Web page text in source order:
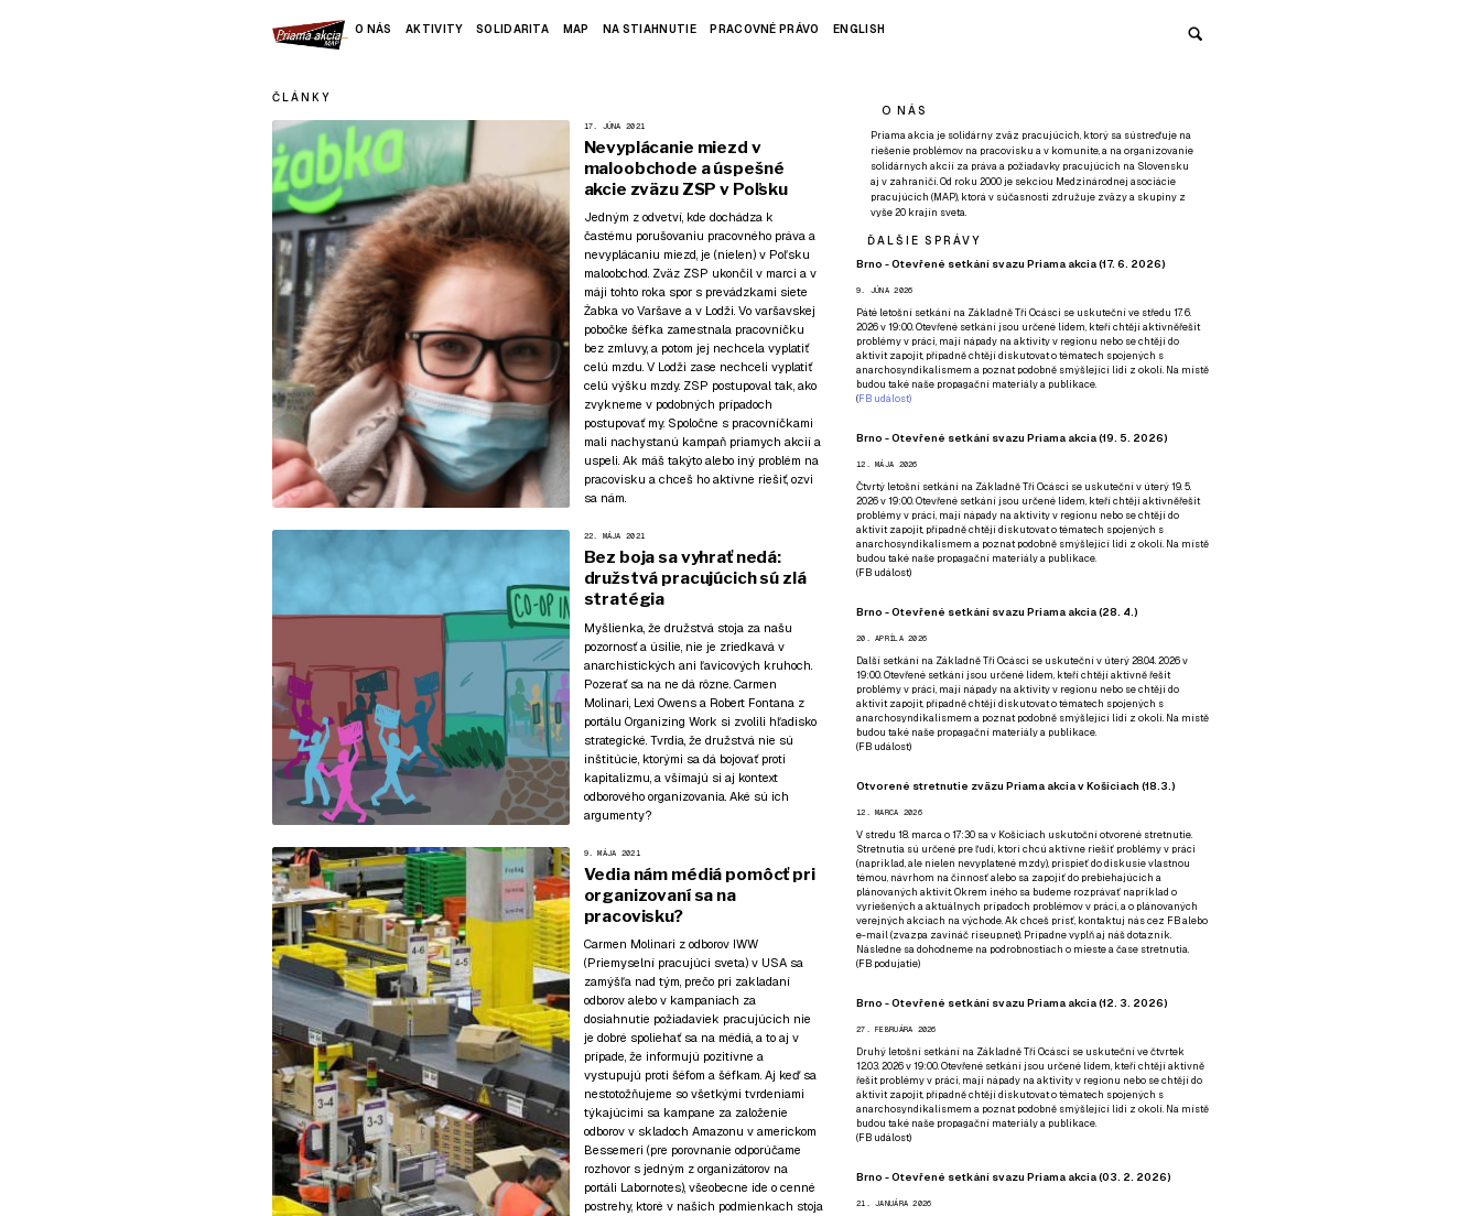
O NÁS AKTIVITY SOLIDARITA MAP NA STIAHNUTIE PRACOVNÉ PRÁVO ENGLISH
ČLÁNKY
17. JÚNA 2021
Nevyplácanie miezd v
maloobchode a úspešné
akcie zväzu ZSP v Poľsku
Jedným z odvetví, kde dochádza k
častému porušovaniu pracovného práva a
nevyplácaniu miezd, je (nielen) v Poľsku
maloobchod. Zväz ZSP ukončil v marci a v
máji tohto roka spor s prevádzkami siete
Żabka vo Varšave a v Lodži. Vo varšavskej
pobočke šéfka zamestnala pracovníčku
bez zmluvy, a potom jej nechcela vyplatiť
celú mzdu. V Lodži zase nechceli vyplatiť
celú výšku mzdy. ZSP postupoval tak, ako
zvykneme v podobných prípadoch
postupovať my. Spoločne s pracovníčkami
mali nachystanú kampaň priamych akcií a
uspeli. Ak máš takýto alebo iný problém na
pracovisku a chceš ho aktívne riešiť, ozvi
sa nám.
22. MÁJA 2021
Bez boja sa vyhrať nedá:
družstvá pracujúcich sú zlá
stratégia
Myšlienka, že družstvá stoja za našu
pozornosť a úsilie, nie je zriedkavá v
anarchistických ani ľavicových kruhoch.
Pozerať sa na ne dá rôzne. Carmen
Molinari, Lexi Owens a Robert Fontana z
portálu Organizing Work si zvolili hľadisko
strategické. Tvrdia, že družstvá nie sú
inštitúcie, ktorými sa dá bojovať proti
kapitalizmu, a všímajú si aj kontext
odborového organizovania. Aké sú ich
argumenty?
9. MÁJA 2021
Vedia nám médiá pomôcť pri
organizovaní sa na
pracovisku?
Carmen Molinari z odborov IWW
(Priemyselní pracujúci sveta) v USA sa
zamýšľa nad tým, prečo pri zakladaní
odborov alebo v kampaniach za
dosiahnutie požiadaviek pracujúcich nie
je dobré spoliehať sa na médiá, a to aj v
prípade, že informujú pozitívne a
vystupujú proti šéfom a šéfkam. Aj keď sa
nestotožňujeme so všetkými tvrdeniami
týkajúcimi sa kampane za založenie
odborov v skladoch Amazonu v americkom
Bessemeri (pre porovnanie odporúčame
rozhovor s jedným z organizátorov na
portáli Labornotes), všeobecne ide o cenné
postrehy, ktoré v našich podmienkach stoja
O NÁS
Priama akcia je solidárny zväz pracujúcich, ktorý sa sústreďuje na
riešenie problémov na pracovisku a v komunite, a na organizovanie
solidárnych akcií za práva a požiadavky pracujúcich na Slovensku
aj v zahraničí. Od roku 2000 je sekciou Medzinárodnej asociácie
pracujúcich (MAP), ktorá v súčasnosti združuje zväzy a skupiny z
vyše 20 krajín sveta.
ĎALŠIE SPRÁVY
Brno - Otevřené setkání svazu Priama akcia (17. 6. 2026)
9. JÚNA 2026
Páté letošní setkání na Základně Tři Ocásci se uskuteční ve středu 17. 6.
2026 v 19:00. Otevřené setkání jsou určené lidem, kteří chtějí aktivněřešit
problémy v práci, mají nápady na aktivity v regionu nebo se chtějí do
aktivit zapojit, případně chtějí diskutovat o tématech spojených s
anarchosyndikalismem a poznat podobně smýšlející lidi z okolí. Na místě
budou také naše propagační materiály a publikace.
(FB událost)
Brno - Otevřené setkání svazu Priama akcia (19. 5. 2026)
12. MÁJA 2026
Čtvrtý letošní setkání na Základně Tři Ocásci se uskuteční v úterý 19. 5.
2026 v 19:00. Otevřené setkání jsou určené lidem, kteří chtějí aktivněřešit
problémy v práci, mají nápady na aktivity v regionu nebo se chtějí do
aktivit zapojit, případně chtějí diskutovat o tématech spojených s
anarchosyndikalismem a poznat podobně smýšlející lidi z okolí. Na místě
budou také naše propagační materiály a publikace.
(FB událost)
Brno - Otevřené setkání svazu Priama akcia (28. 4.)
20. APRÍLA 2026
Další setkání na Základně Tři Ocásci se uskuteční v úterý 28.04. 2026 v
19:00. Otevřené setkání jsou určené lidem, kteří chtějí aktivně řešit
problémy v práci, mají nápady na aktivity v regionu nebo se chtějí do
aktivit zapojit, případně chtějí diskutovat o tématech spojených s
anarchosyndikalismem a poznat podobně smýšlející lidi z okolí. Na místě
budou také naše propagační materiály a publikace.
(FB událost)
Otvorené stretnutie zväzu Priama akcia v Košiciach (18.3.)
12. MARCA 2026
V stredu 18. marca o 17:30 sa v Košiciach uskutoční otvorené stretnutie.
Stretnutia sú určené pre ľudí, ktorí chcú aktívne riešiť problémy v práci
(napríklad, ale nielen nevyplatené mzdy), prispieť do diskusie vlastnou
témou, návrhom na činnosť alebo sa zapojiť do prebiehajúcich a
plánovaných aktivít. Okrem iného sa budeme rozprávať napríklad o
vyriešených a aktuálnych prípadoch problémov v práci, a o plánovaných
verejných akciach na východe. Ak chceš prísť, kontaktuj nás cez FBalebo
e-mail (zvazpa zavináč riseup.net). Prípadnevyplň aj náš dotazník.
Následne sa dohodneme na podrobnostiach o mieste a čase stretnutia.
(FB podujatie)
Brno - Otevřené setkání svazu Priama akcia (12. 3. 2026)
27. FEBRUÁRA 2026
Druhý letošní setkání na Základně Tři Ocásci se uskuteční ve čtvrtek
12.03. 2026 v 19:00. Otevřené setkání jsou určené lidem, kteří chtějí aktivně
řešit problémy v práci, mají nápady na aktivity v regionu nebo se chtějí do
aktivit zapojit, případně chtějí diskutovat o tématech spojených s
anarchosyndikalismem a poznat podobně smýšlející lidi z okolí. Na místě
budou také naše propagační materiály a publikace.
(FB událost)
Brno - Otevřené setkání svazu Priama akcia (03. 2. 2026)
21. JANUÁRA 2026